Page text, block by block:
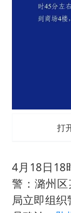
打
4月18日18
警：潞州
局立即组